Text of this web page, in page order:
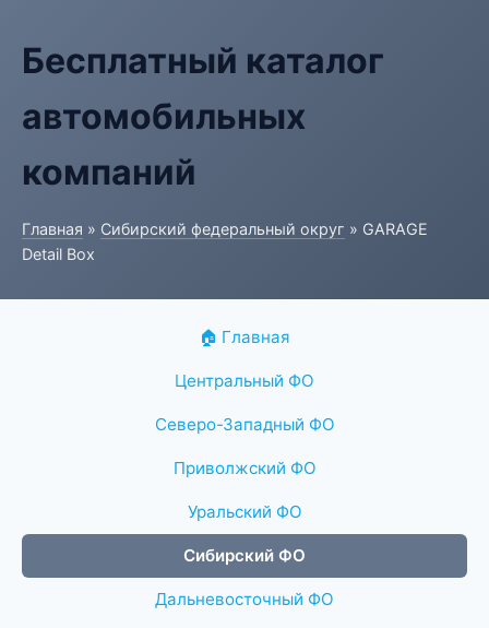
Бесплатный каталог
автомобильных
компаний
Главная » Сибирский федеральный округ » GARAGE
Detail Box
🏠 Главная
Центральный ФО
Северо-Западный ФО
Приволжский ФО
Уральский ФО
Сибирский ФО
Дальневосточный ФО